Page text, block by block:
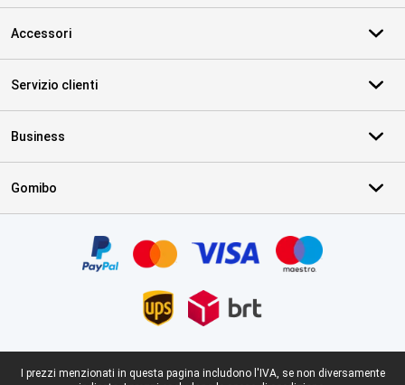
Accessori
Servizio clienti
Business
Gomibo
Piè di pagina legale
I prezzi menzionati in questa pagina includono l'IVA, se non diversamente